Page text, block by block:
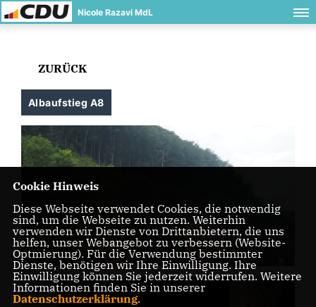
Nicole Razavi MdL
ZURÜCK
Albaufstieg A8
Cookie Hinweis
Diese Webseite verwendet Cookies, die notwendig
sind, um die Webseite zu nutzen. Weiterhin
verwenden wir Dienste von Drittanbietern, die uns
helfen, unser Webangebot zu verbessern (Website-
Optmierung). Für die Verwendung bestimmter
Dienste, benötigen wir Ihre Einwilligung. Ihre
Einwilligung können Sie jederzeit widerrufen. Weitere
Informationen finden Sie in unserer
Datenschutzerklärung.